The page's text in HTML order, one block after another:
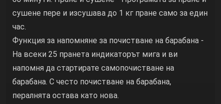
сушене пере и изсушава до 1 кг пране само за един
час.
Функция за напомняне за почистване на барабана -
На всеки 25 пранета индикаторът мига и ви
напомня да стартирате самопочистване на
барабана. С често почистване на барабана,
пералнята остава като нова.